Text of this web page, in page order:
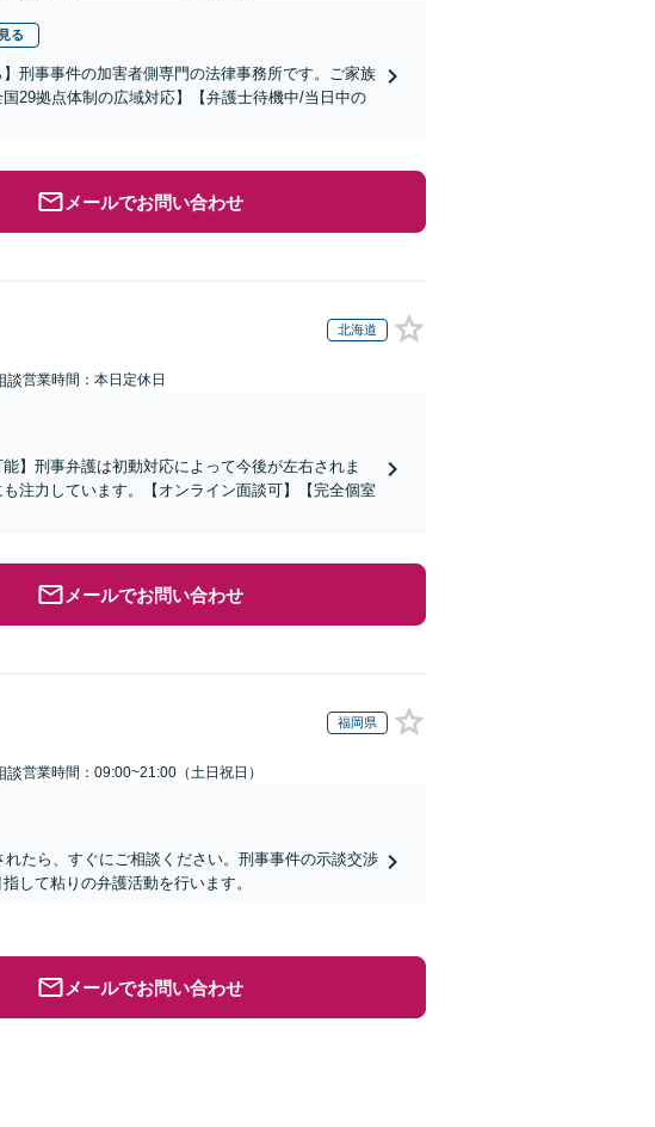
る
刑事事件の加害者側専門の法律事務所です。ご家族
29拠点体制の広域対応】【弁護士待機中/当日中の
メールでお問い合わせ
北海道
談営業時間：本日定休日
】刑事弁護は初動対応によって今後が左右されま
注力しています。【オンライン面談可】【完全個室
メールでお問い合わせ
福岡県
談営業時間：09:00~21:00（土日祝日）
たら、すぐにご相談ください。刑事事件の示談交渉
して粘りの弁護活動を行います。
メールでお問い合わせ